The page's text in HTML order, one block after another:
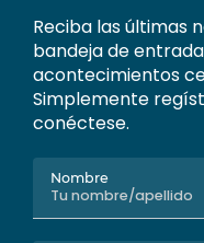
Reciba las últimas
bandeja de
acontecimientos
Simplemente
conéctese.
Nombre